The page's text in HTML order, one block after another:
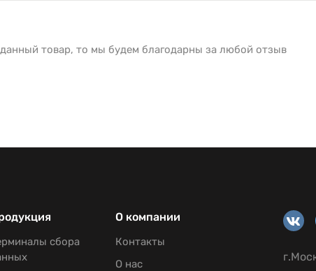
товар, то мы будем благодарны за любой отзыв
сбора
О компании
Контакты
О нас